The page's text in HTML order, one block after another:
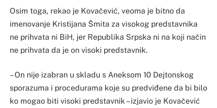
Osim toga, rekao je Kovačević, veoma je bitno da
imenovanje Kristijana Šmita za visokog predstavnika
ne prihvata ni BiH, jer Republika Srpska ni na koji način
ne prihvata da je on visoki predstavnik.
– On nije izabran u skladu s Aneksom 10 Dejtonskog
sporazuma i procedurama koje su predviđene da bi bilo
ko mogao biti visoki predstavnik – izjavio je Kovačević